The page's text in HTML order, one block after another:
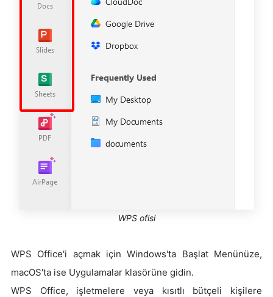
WPS ofisi
WPS Office'i açmak için Windows'ta Başlat Menünüze,
macOS'ta ise Uygulamalar klasörüne gidin.
WPS Office, işletmelere veya kısıtlı bütçeli kişilere